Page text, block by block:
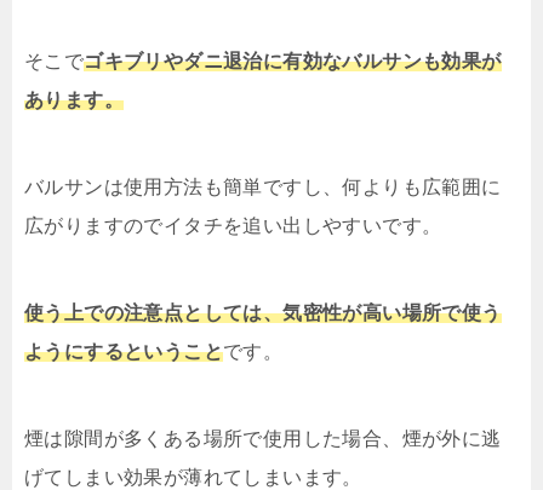
そこでゴキブリやダニ退治に有効なバルサンも効果が
あります。
バルサンは使用方法も簡単ですし、何よりも広範囲に
広がりますのでイタチを追い出しやすいです。
使う上での注意点としては、気密性が高い場所で使う
ようにするということです。
煙は隙間が多くある場所で使用した場合、煙が外に逃
げてしまい効果が薄れてしまいます。